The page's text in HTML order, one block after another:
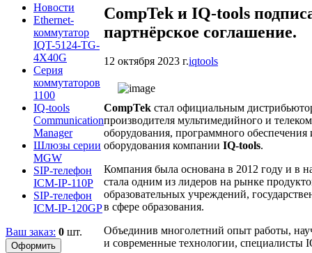
Новости
Ethernet-
коммутатор
IQT-5124-TG-
4X40G
Серия
коммутаторов
1100
IQ-tools
Communication
Manager
Шлюзы серии
MGW
SIP-телефон
ICM-IP-110P
SIP-телефон
ICM-IP-120GP
Ваш заказ: 0 шт.
CompTek и IQ-tools
партнёрское соглашение.
12 октября 2023 г.iqtools
CompTek стал официальным
производителя мультимедийного и
оборудования, программного обеспечения
оборудования компании IQ-tools.
Компания была основана в 2012 году и в
стала одним из лидеров на рынке
образовательных учреждений,
в сфере образования.
Объединив многолетний опыт работы,
и современные технологии, специалисты